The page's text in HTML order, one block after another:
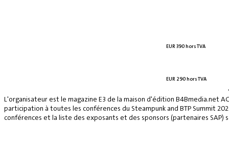
EUR 390 hors TVA
EUR 290 hors TVA
L'organisateur est le magazine E3 de la maison d'édition B4Bmedia.net
participation à toutes les conférences du Steampunk and BTP Summit
conférences et la liste des exposants et des sponsors (partenaires